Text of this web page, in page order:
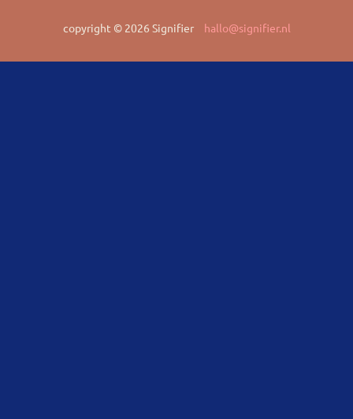
copyright © 2026 Signifier hallo@signifier.nl